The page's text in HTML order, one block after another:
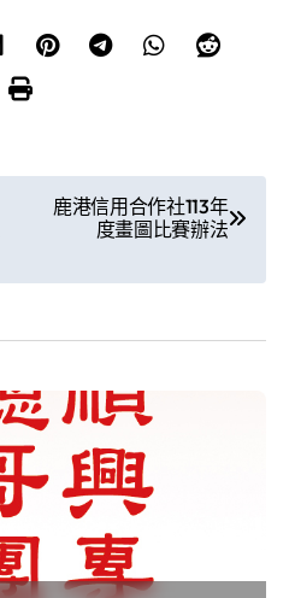
鹿港信用合作社113年
度畫圖比賽辦法